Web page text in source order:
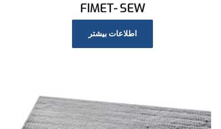
FIMET- SEW
اطلاعات بیشتر